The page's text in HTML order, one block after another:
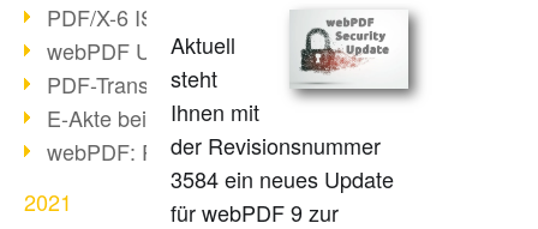
PDF/X-6 ISO-Norm
webPDF Update 8.0.0.2393
PDF-Transparenz beim PDF-Format
E-Akte bei Behörden
webPDF: PDF-Anhänge verwalten
2021
Aktuell
steht
Ihnen mit
der Revisionsnummer
3584 ein neues Update
für webPDF 9 zur